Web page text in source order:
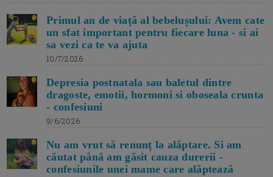
Primul an de viață al bebelușului: Avem cate
un sfat important pentru fiecare luna - si ai
sa vezi ca te va ajuta
10/7/2026
Depresia postnatala sau baletul dintre
dragoste, emotii, hormoni si oboseala crunta
- confesiuni
9/6/2026
Nu am vrut să renunț la alăptare. Si am
căutat până am găsit cauza durerii -
confesiunile unei mame care alăptează